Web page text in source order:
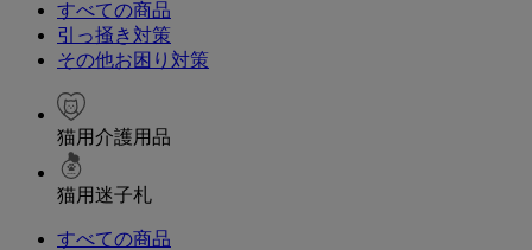
すべての商品
引っ掻き対策
その他お困り対策
猫用介護用品
猫用迷子札
すべての商品